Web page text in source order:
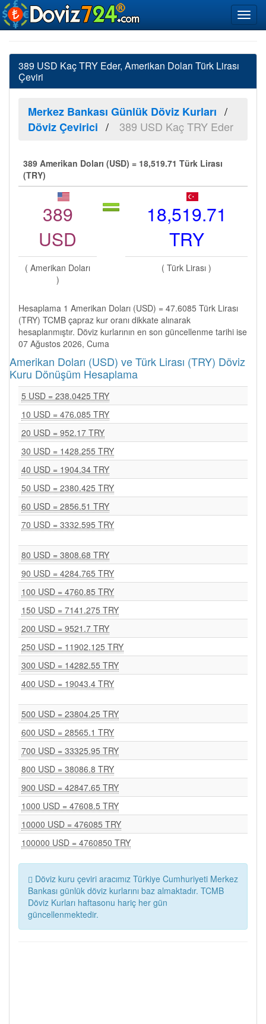
389 USD Kaç TRY Eder, Amerikan Doları Türk Lirası
Çeviri
Merkez Bankası Günlük Döviz Kurları
Döviz Çevirici
389 USD Kaç TRY Eder
389 Amerikan Doları (USD) = 18,519.71 Türk Lirası
(TRY)
389
USD
18,519.71
TRY
( Amerikan Doları
)
( Türk Lirası )
Hesaplama 1 Amerikan Doları (USD) = 47.6085 Türk Lirası
(TRY) TCMB çapraz kur oranı dikkate alınarak
hesaplanmıştır. Döviz kurlarının en son güncellenme tarihi ise
07 Ağustos 2026, Cuma
Amerikan Doları (USD) ve Türk Lirası (TRY) Döviz
Kuru Dönüşüm Hesaplama
5 USD = 238.0425 TRY
10 USD = 476.085 TRY
20 USD = 952.17 TRY
30 USD = 1428.255 TRY
40 USD = 1904.34 TRY
50 USD = 2380.425 TRY
60 USD = 2856.51 TRY
70 USD = 3332.595 TRY
80 USD = 3808.68 TRY
90 USD = 4284.765 TRY
100 USD = 4760.85 TRY
150 USD = 7141.275 TRY
200 USD = 9521.7 TRY
250 USD = 11902.125 TRY
300 USD = 14282.55 TRY
400 USD = 19043.4 TRY
500 USD = 23804.25 TRY
600 USD = 28565.1 TRY
700 USD = 33325.95 TRY
800 USD = 38086.8 TRY
900 USD = 42847.65 TRY
1000 USD = 47608.5 TRY
10000 USD = 476085 TRY
100000 USD = 4760850 TRY
Döviz kuru çeviri aracımız Türkiye Cumhuriyeti Merkez
Bankası günlük döviz kurlarını baz almaktadır. TCMB
Döviz Kurları haftasonu hariç her gün
güncellenmektedir.